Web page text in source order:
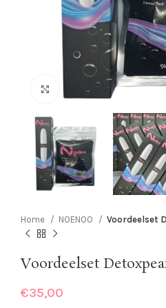
Click to enlarge
Home NOENOO Voordeelset
Voordeelset
€35,00